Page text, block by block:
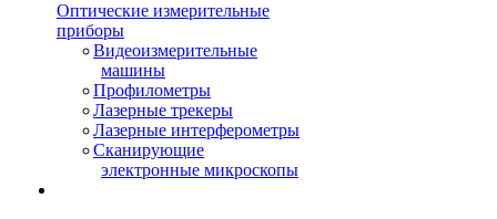
Оптические измерительные
приборы
Видеоизмерительные
машины
Профилометры
Лазерные трекеры
Лазерные интерферометры
Сканирующие
электронные микроскопы